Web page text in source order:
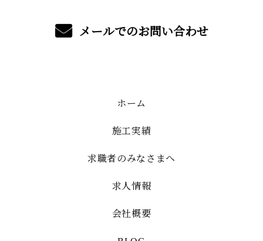
メールでのお問い合わせ
ホーム
施工実績
求職者のみなさまへ
求人情報
会社概要